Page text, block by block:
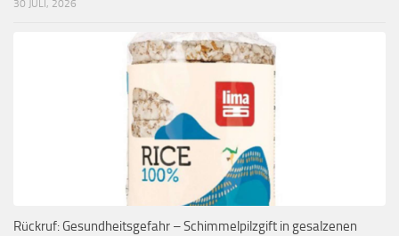
30 JULI, 2026
Rückruf: Gesundheitsgefahr – Schimmelpilzgift in gesalzenen